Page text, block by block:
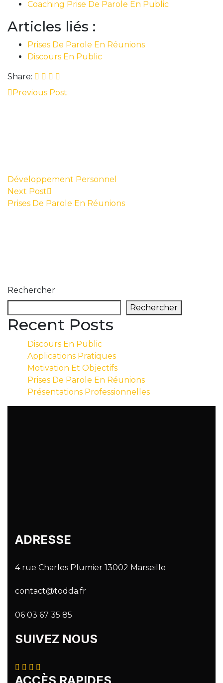
Coaching Prise De Parole En Public
Articles liés :
Prises De Parole En Réunions
Discours En Public
Share:
Previous Post
Développement Personnel
Next Post
Prises De Parole En Réunions
Rechercher
Rechercher
Recent Posts
Discours En Public
Applications Pratiques
Motivation Et Objectifs
Prises De Parole En Réunions
Présentations Professionnelles
ADRESSE
4rue Charles Plumier 13002 Marseille
contact@todda.fr
06 03 67 35 85
SUIVEZ NOUS
ACCÈS RAPIDES